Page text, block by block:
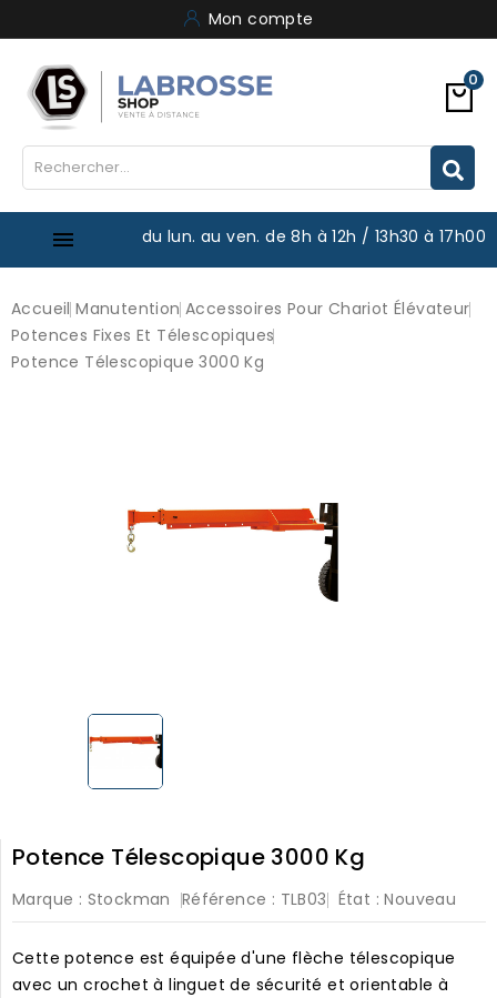
Mon compte
0
 du lun. au ven. de 8h à 12h / 13h30 à 17h00
Accueil Manutention Accessoires Pour Chariot Élévateur
Potences Fixes Et Télescopiques
Potence Télescopique 3000 Kg
Potence Télescopique 3000 Kg
Marque : Stockman Référence : TLB03 État : Nouveau
Cette potence est équipée d'une flèche télescopique
avec un crochet à linguet de sécurité et orientable à